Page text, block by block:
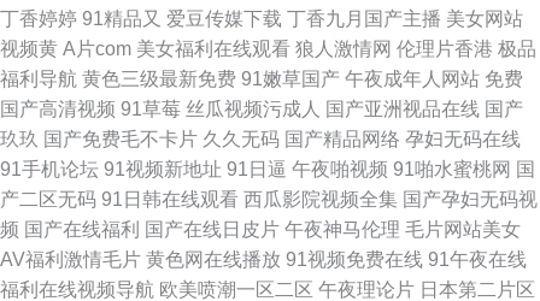
丁香婷婷 91精品又 爱豆传媒下载 丁香九月国产主播 美女网站
视频黄 A片com 美女福利在线观看 狼人激情网 伦理片香港 极品
福利导航 黄色三级最新免费 91嫩草国产 午夜成年人网站 免费
国产高清视频 91草莓 丝瓜视频污成人 国产亚洲视品在线 国产
玖玖 国产免费毛不卡片 久久无码 国产精品网络 孕妇无码在线
91手机论坛 91视频新地址 91日逼 午夜啪视频 91啪水蜜桃网 国
产二区无码 91日韩在线观看 西瓜影院视频全集 国产孕妇无码视
频 国产在线福利 国产在线日皮片 午夜神马伦理 毛片网站美女
AV福利激情毛片 黄色网在线播放 91视频免费在线 91午夜在线
福利在线视频导航 欧美喷潮一区二区 午夜理论片 日本第二片区